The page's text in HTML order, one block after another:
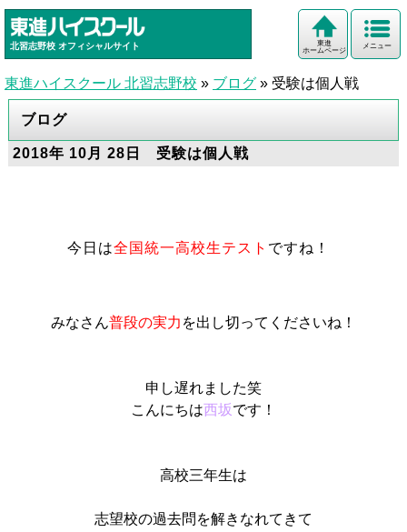
北習志野校 オフィシャルサイト メニュー
東進
ホームページ
東進ハイスクール 北習志野校 » ブログ » 受験は個人戦
ブログ
2018年 10月 28日 受験は個人戦
今日は全国統一高校生テスト ですね！
みなさん普段の実力 を出し切ってくださいね！
申し遅れました笑
こんにちは西坂です！
高校三年生は
志望校の過去問を解きなれてきて